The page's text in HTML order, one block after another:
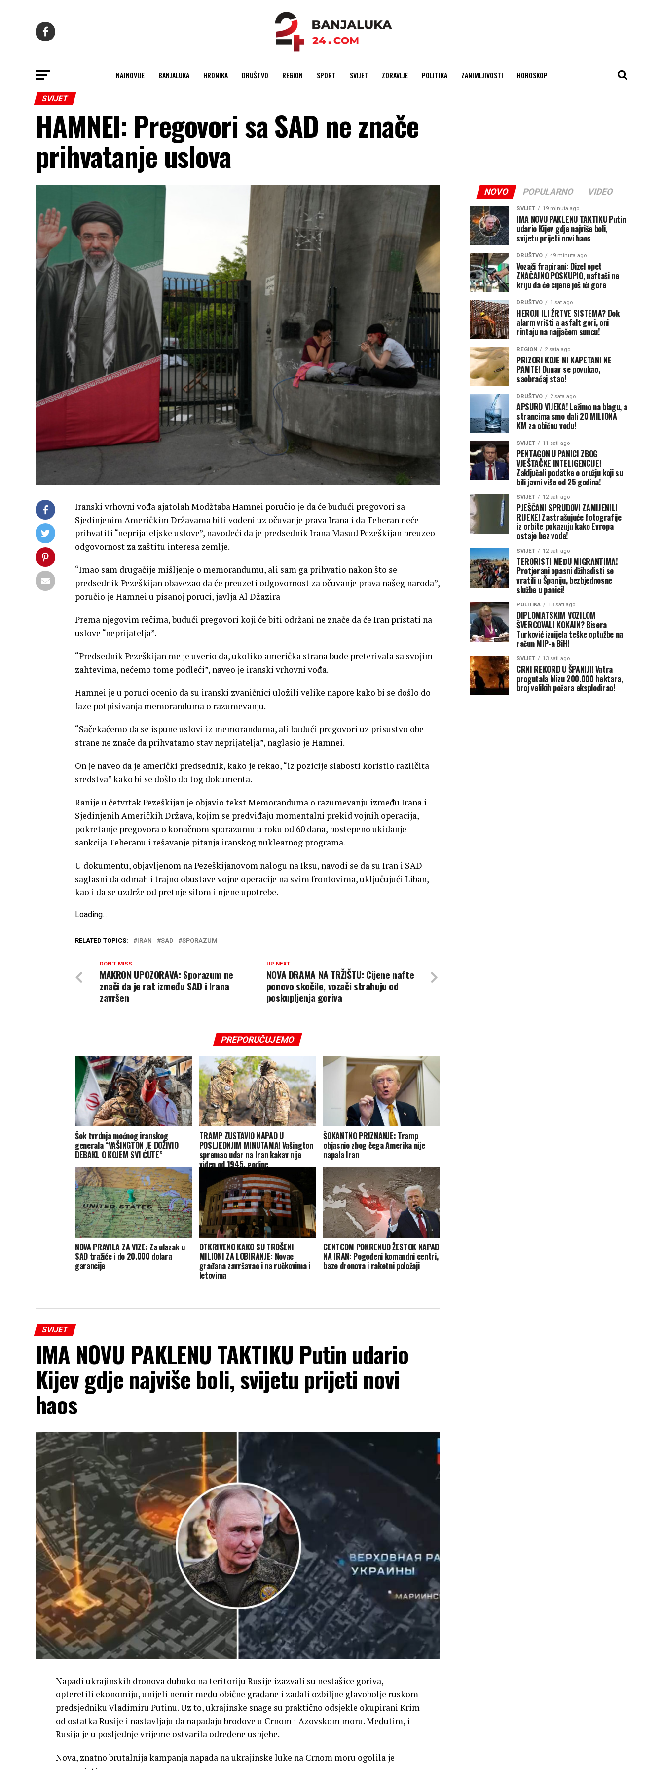
NAJNOVIJE BANJALUKA HRONIKA DRUŠTVO REGION SPORT SVIJET ZDRAVLJE POLITIKA ZANIMLJIVOSTI HOROSKOP
SVIJET
HAMNEI: Pregovori sa SAD ne znače
prihvatanje uslova
Iranski vrhovni vođa ajatolah Modžtaba Hamnei poručio je da će budući pregovori sa
Sjedinjenim Američkim Državama biti vođeni uz očuvanje prava Irana i da Teheran neće
prihvatiti “neprijateljske uslove”, navodeći da je predsednik Irana Masud Pezeškijan preuzeo
odgovornost za zaštitu interesa zemlje.
“Imao sam drugačije mišljenje o memorandumu, ali sam ga prihvatio nakon što se
predsednik Pezeškijan obavezao da će preuzeti odgovornost za očuvanje prava našeg naroda”,
poručio je Hamnei u pisanoj poruci, javlja Al Džazira
Prema njegovim rečima, budući pregovori koji će biti održani ne znače da će Iran pristati na
uslove “neprijatelja”.
“Predsednik Pezeškijan me je uverio da, ukoliko američka strana bude preterivala sa svojim
zahtevima, nećemo tome podleći”, naveo je iranski vrhovni vođa.
Hamnei je u poruci ocenio da su iranski zvaničnici uložili velike napore kako bi se došlo do
faze potpisivanja memoranduma o razumevanju.
“Sačekaćemo da se ispune uslovi iz memoranduma, ali budući pregovori uz prisustvo obe
strane ne znače da prihvatamo stav neprijatelja”, naglasio je Hamnei.
On je naveo da je američki predsednik, kako je rekao, “iz pozicije slabosti koristio različita
sredstva” kako bi se došlo do tog dokumenta.
Ranije u četvrtak Pezeškijan je objavio tekst Memoranduma o razumevanju između Irana i
Sjedinjenih Američkih Država, kojim se predviđaju momentalni prekid vojnih operacija,
pokretanje pregovora o konačnom sporazumu u roku od 60 dana, postepeno ukidanje
sankcija Teheranu i rešavanje pitanja iranskog nuklearnog programa.
U dokumentu, objavljenom na Pezeškijanovom nalogu na Iksu, navodi se da su Iran i SAD
saglasni da odmah i trajno obustave vojne operacije na svim frontovima, uključujući Liban,
kao i da se uzdrže od pretnje silom i njene upotrebe.
Loading...
RELATED TOPICS: IRAN SAD SPORAZUM
UP NEXT
NOVA DRAMA NA TRŽIŠTU: Cijene nafte
ponovo skočile, vozači strahuju od
poskupljenja goriva
DON'T MISS
MAKRON UPOZORAVA: Sporazum ne
znači da je rat između SAD i Irana
završen
PREPORUČUJEMO
Šok tvrdnja moćnog iranskog
generala “VAŠINGTON JE DOŽIVIO
DEBAKL O KOJEM SVI ĆUTE”
TRAMP ZUSTAVIO NAPAD U
POSLJEDNJIM MINUTAMA! Vašington
spremao udar na Iran kakav nije
viđen od 1945. godine
ŠOKANTNO PRIZNANJE: Tramp
objasnio zbog čega Amerika nije
napala Iran
NOVA PRAVILA ZA VIZE: Za ulazak u
SAD tražiće i do 20.000 dolara
garancije
OTKRIVENO KAKO SU TROŠENI
MILIONI ZA LOBIRANJE: Novac
građana završavao i na ručkovima i
letovima
CENTCOM POKRENUO ŽESTOK NAPAD
NA IRAN: Pogođeni komandni centri,
baze dronova i raketni položaji
SVIJET
IMA NOVU PAKLENU TAKTIKU Putin udario
Kijev gdje najviše boli, svijetu prijeti novi
haos
Napadi ukrajinskih dronova duboko na teritoriju Rusije izazvali su nestašice goriva,
opteretili ekonomiju, unijeli nemir među obične građane i zadali ozbiljne glavobolje ruskom
predsjedniku Vladimiru Putinu. Uz to, ukrajinske snage su praktično odsjekle okupirani Krim
od ostatka Rusije i nastavljaju da napadaju brodove u Crnom i Azovskom moru. Međutim, i
Rusija je u posljednje vrijeme ostvarila određene uspjehe.
Nova, znatno brutalnija kampanja napada na ukrajinske luke na Crnom moru ogolila je
NOVO POPULARNO VIDEO
SVIJET 19 minuta ago
IMA NOVU PAKLENU TAKTIKU Putin
udario Kijev gdje najviše boli,
svijetu prijeti novi haos
DRUŠTVO 49 minuta ago
Vozači frapirani: Dizel opet
ZNAČAJNO POSKUPIO, naftaši ne
kriju da će cijene još ići gore
DRUŠTVO 1 sat ago
HEROJI ILI ŽRTVE SISTEMA? Dok
alarm vrišti a asfalt gori, oni
rintaju na najjačem suncu!
REGION 2 sata ago
PRIZORI KOJE NI KAPETANI NE
PAMTE! Dunav se povukao,
saobraćaj stao!
DRUŠTVO 2 sata ago
APSURD VIJEKA! Ležimo na blagu, a
strancima smo dali 20 MILIONA
KM za običnu vodu!
SVIJET 11 sati ago
PENTAGON U PANICI ZBOG
VJEŠTAČKE INTELIGENCIJE!
Zaključali podatke o oružju koji su
bili javni više od 25 godina!
SVIJET 12 sati ago
PJEŠČANI SPRUDOVI ZAMIJENILI
RIJEKE! Zastrašujuće fotografije
iz orbite pokazuju kako Evropa
ostaje bez vode!
SVIJET 12 sati ago
TERORISTI MEĐU MIGRANTIMA!
Protjerani opasni džihadisti se
vratili u Španiju, bezbjednosne
službe u panici!
POLITIKA 13 sati ago
DIPLOMATSKIM VOZILOM
ŠVERCOVALI KOKAIN? Bisera
Turković iznijela teške optužbe na
račun MIP-a BiH!
SVIJET 13 sati ago
CRNI REKORD U ŠPANIJI! Vatra
progutala blizu 200.000 hektara,
broj velikih požara eksplodirao!